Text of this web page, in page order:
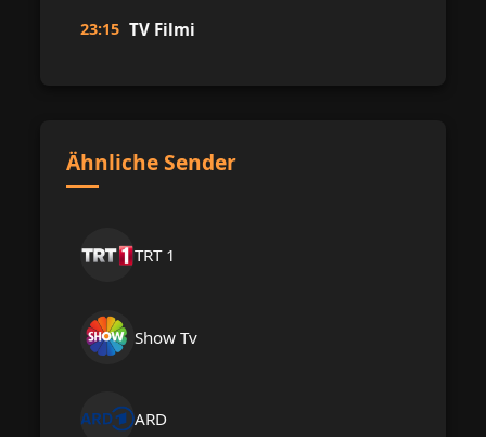
23:15 TV Filmi
Ähnliche Sender
TRT 1
Show Tv
ARD